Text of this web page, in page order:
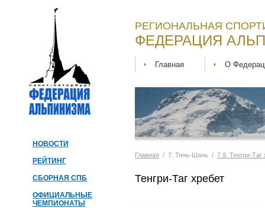
НОВОСТИ
РЕЙТИНГ
СБОРНАЯ СПБ
ОФИЦИАЛЬНЫЕ
ЧЕМПИОНАТЫ
РЕГИОНАЛЬНАЯ
ФЕДЕРАЦИЯ
Главная О
Главная / 7. Тянь-Шань / 7.9. Тенгри-Таг
Тенгри-Таг хребет